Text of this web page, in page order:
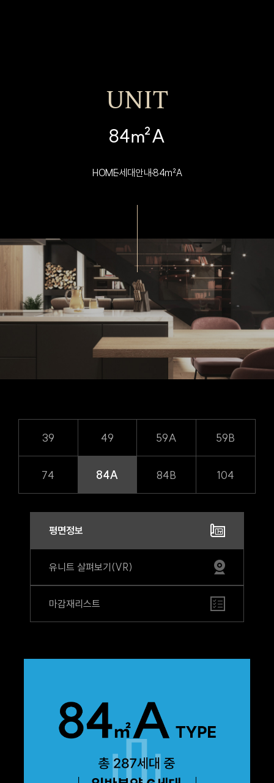
UNIT
84㎡A
HOME세대안내 84㎡A
39 49 59A 59B
74 84A 84B 104
평면정보
유니트 살펴보기(VR)
마감재리스트